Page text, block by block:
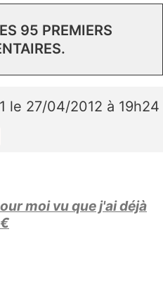
95 PREMIERS
le 27/04/2012 à 19h24
moi vu que j'ai déjà